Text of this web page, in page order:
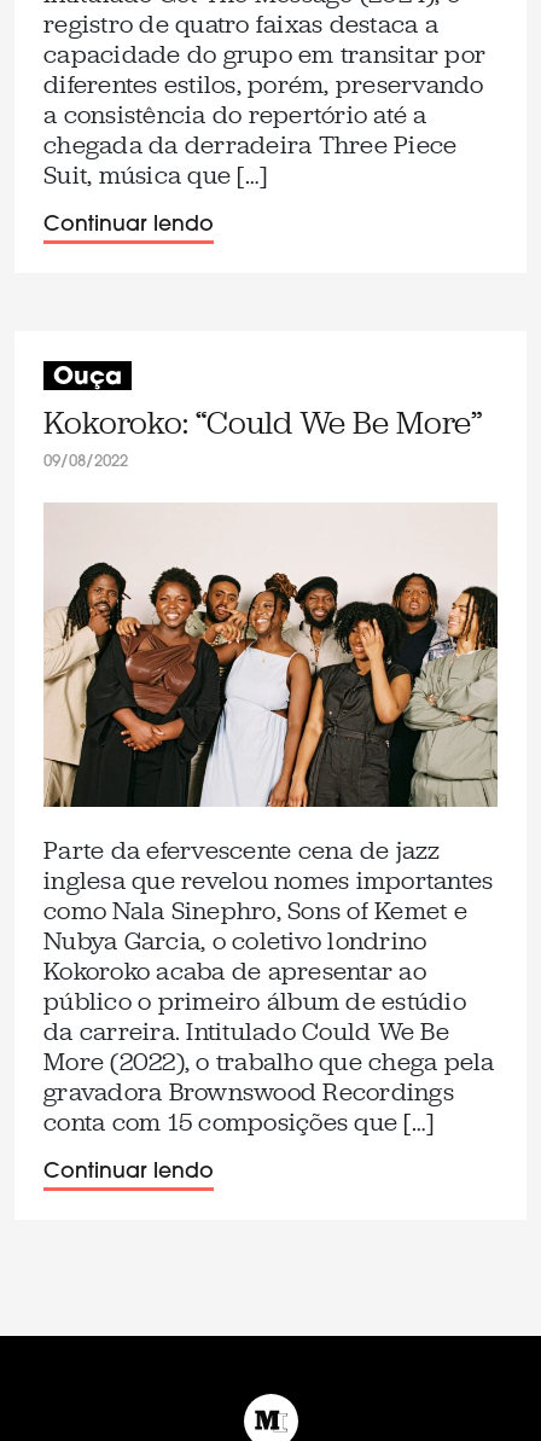
registro de quatro faixas destaca a
capacidade do grupo em transitar por
diferentes estilos, porém, preservando
a consistência do repertório até a
chegada da derradeira Three Piece
Suit, música que […]
Continuar lendo
Ouça
Kokoroko: “Could We Be More”
09/08/2022
Parte da efervescente cena de jazz
inglesa que revelou nomes importantes
como Nala Sinephro, Sons of Kemet e
Nubya Garcia, o coletivo londrino
Kokoroko acaba de apresentar ao
público o primeiro álbum de estúdio
da carreira. Intitulado Could We Be
More (2022), o trabalho que chega pela
gravadora Brownswood Recordings
conta com 15 composições que […]
Continuar lendo